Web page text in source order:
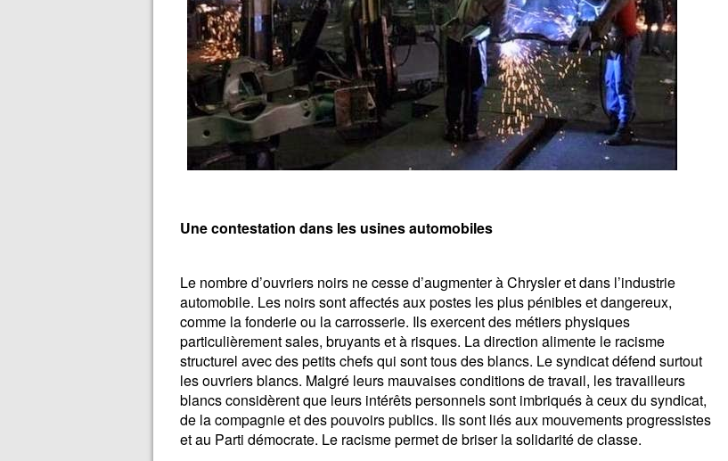
Une contestation dans les usines automobiles
Le nombre d’ouvriers noirs ne cesse d’augmenter à Chrysler et dans l’industrie
automobile. Les noirs sont affectés aux postes les plus pénibles et dangereux,
comme la fonderie ou la carrosserie. Ils exercent des métiers physiques
particulièrement sales, bruyants et à risques. La direction alimente le racisme
structurel avec des petits chefs qui sont tous des blancs. Le syndicat défend surtout
les ouvriers blancs. Malgré leurs mauvaises conditions de travail, les travailleurs
blancs considèrent que leurs intérêts personnels sont imbriqués à ceux du syndicat,
de la compagnie et des pouvoirs publics. Ils sont liés aux mouvements progressistes
et au Parti démocrate. Le racisme permet de briser la solidarité de classe.